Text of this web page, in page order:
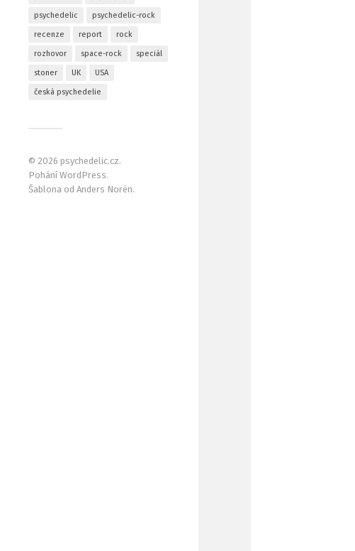
psychedelic psychedelic-rock
recenze report rock
rozhovor space-rock speciál
stoner UK USA
česká psychedelie
© 2026 psychedelic.cz.
Pohání WordPress.
Šablona od Anders Norén.